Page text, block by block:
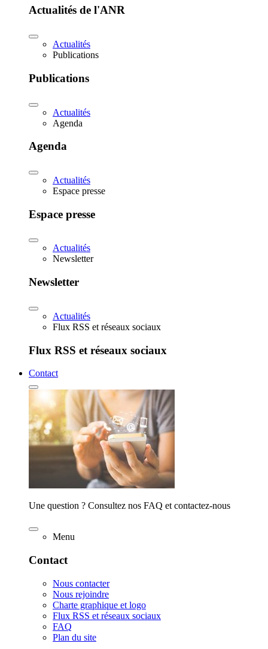
Actualités de l'ANR
Actualités
Publications
Publications
Actualités
Agenda
Agenda
Actualités
Espace presse
Espace presse
Actualités
Newsletter
Newsletter
Actualités
Flux RSS et réseaux sociaux
Flux RSS et réseaux sociaux
Contact
Une question ? Consultez nos FAQ et contactez-nous
Menu
Contact
Nous contacter
Nous rejoindre
Charte graphique et logo
Flux RSS et réseaux sociaux
FAQ
Plan du site